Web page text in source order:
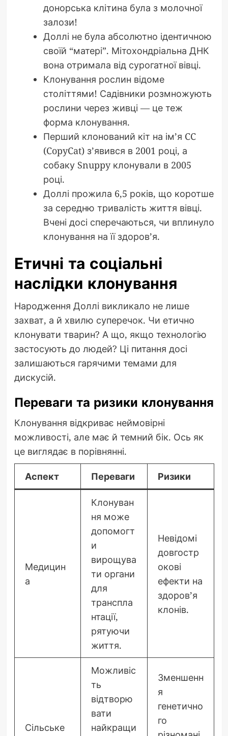
донорська клітина була з молочної
залози!
Доллі не була абсолютно ідентичною
своїй “матері”. Мітохондріальна ДНК
вона отримала від сурогатної вівці.
Клонування рослин відоме
століттями! Садівники розмножують
рослини через живці — це теж
форма клонування.
Перший клонований кіт на ім’я CC
(CopyCat) з’явився в 2001 році, а
собаку Snuppy клонували в 2005
році.
Доллі прожила 6,5 років, що коротше
за середню тривалість життя вівці.
Вчені досі сперечаються, чи вплинуло
клонування на її здоров’я.
Етичні та соціальні
наслідки клонування
Народження Доллі викликало не лише
захват, а й хвилю суперечок. Чи етично
клонувати тварин? А що, якщо технологію
застосують до людей? Ці питання досі
залишаються гарячими темами для
дискусій.
Переваги та ризики клонування
Клонування відкриває неймовірні
можливості, але має й темний бік. Ось як
це виглядає в порівнянні.
Аспект Переваги Ризики
Медицин
а
Клонуван
ня може
допомогт
и
вирощува
ти органи
для
транспла
нтації,
рятуючи
життя.
Невідомі
довгостр
окові
ефекти на
здоров’я
клонів.
Сільське
Можливіс
ть
відтворю
вати
найкращи
Зменшенн
я
генетично
го